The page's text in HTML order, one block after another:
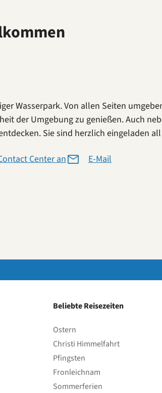
Wasserpark. Von allen Seiten
der Umgebung zu genießen. Auch
Sie sind herzlich eingeladen
Center an E-Mail
Beliebte Reisezeiten
Ostern
Christi Himmelfahrt
Pfingsten
Fronleichnam
Sommerferien